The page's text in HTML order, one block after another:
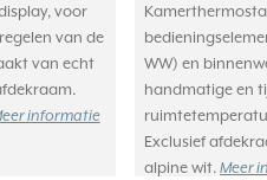
voor
van de
van echt
informatie
WW) en
handmatige en
Exclusief
alpine wit. Meer